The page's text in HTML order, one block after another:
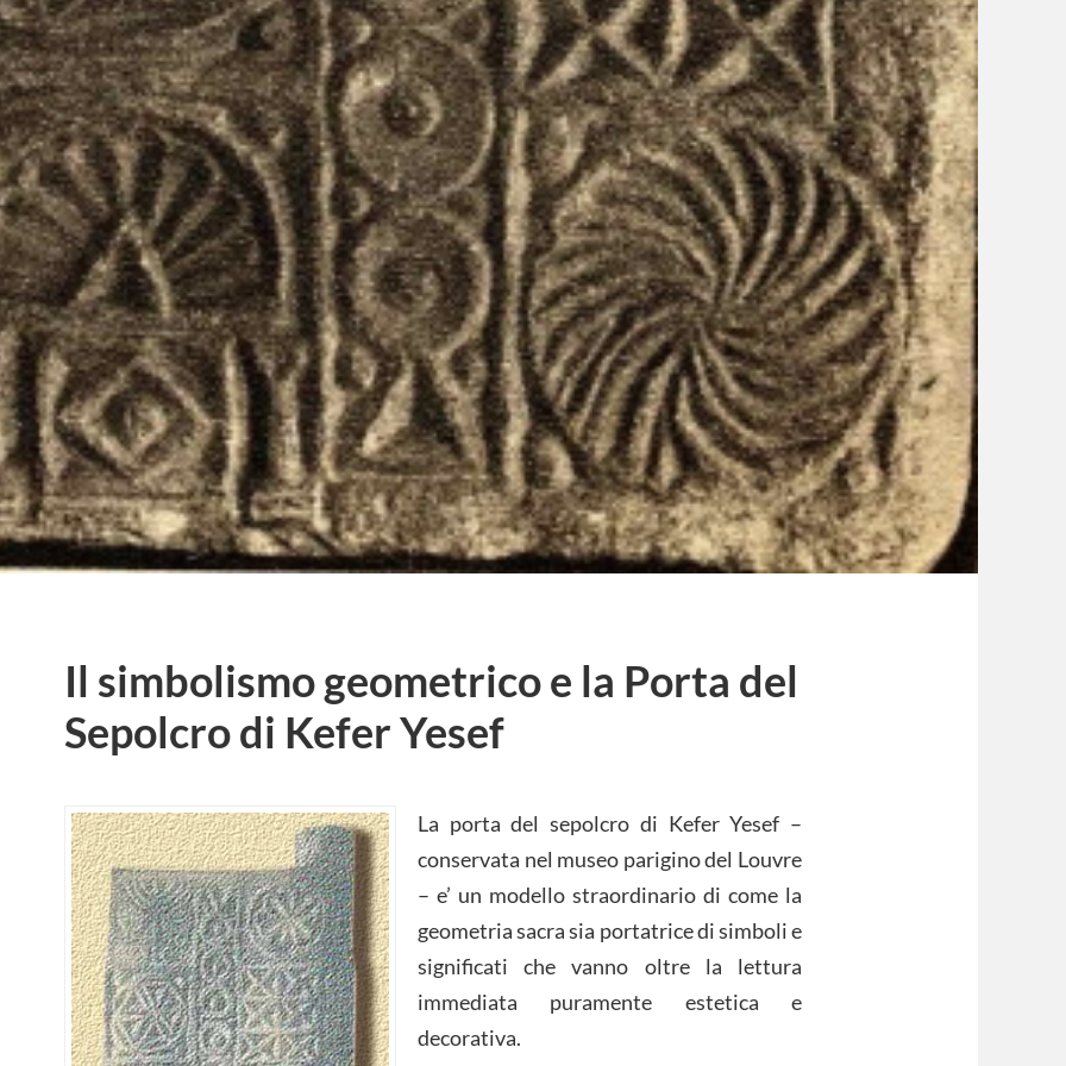
Il simbolismo geometrico e la Porta del
Sepolcro di Kefer Yesef
La porta del sepolcro di Kefer Yesef –
conservata nel museo parigino del Louvre
– e’ un modello straordinario di come la
geometria sacra sia portatrice di simboli e
significati che vanno oltre la lettura
immediata puramente estetica e
decorativa.